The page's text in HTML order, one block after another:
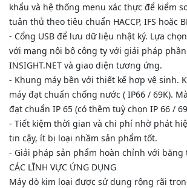
khẩu và hệ thống menu xác thực để kiểm
tuân thủ theo tiêu chuẩn HACCP, IFS hoặc
- Cổng USB để lưu dữ liệu nhật ký. Lựa
với mạng nội bộ công ty với giải pháp
INSIGHT.NET và giao diện tương ứng.
- Khung máy bền với thiết kế hợp vệ sinh.
máy đạt chuẩn chống nước ( IP66 / 69K).
đạt chuẩn IP 65 (có thêm tuỳ chọn IP 66 /
- Tiết kiệm thời gian và chi phí nhờ phát
tin cậy, ít bị loại nhầm sản phẩm tốt.
- Giải pháp sản phẩm hoàn chỉnh với băng
CÁC LĨNH VỰC ỨNG DỤNG
Máy dò kim loại được sử dụng rộng rãi